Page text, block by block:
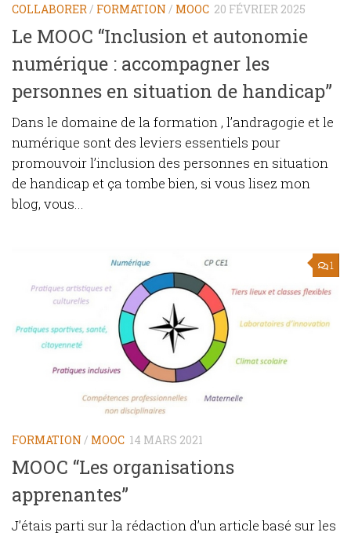
COLLABORER/ FORMATION / MOOC 20 FÉVRIER 2025
Le MOOC “Inclusion et autonomie
numérique : accompagner les
personnes en situation de handicap”
Dans le domaine de la formation , l’andragogie et le
numérique sont des leviers essentiels pour
promouvoir l’inclusion des personnes en situation
de handicap et ça tombe bien, si vous lisez mon
blog, vous...
1
FORMATION / MOOC 14 MARS 2021
MOOC “Les organisations
apprenantes”
J’étais parti sur la rédaction d’un article basé sur les